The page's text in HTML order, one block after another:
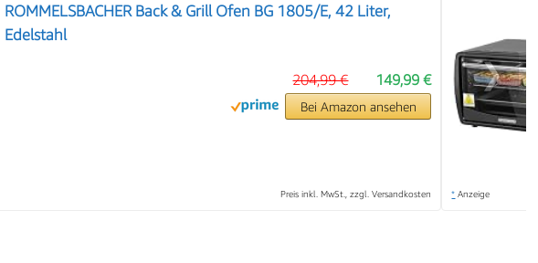
ROMMELSBACHER Back & Grill Ofen BG 1805/E, 42 Liter,
Edelstahl
149,99 €
204,99 €
Bei Amazon ansehen
Preis inkl. MwSt., zzgl. Versandkosten * Anzeige
❯